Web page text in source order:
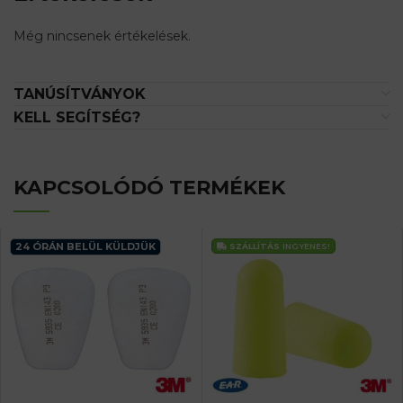
Még nincsenek értékelések.
TANÚSÍTVÁNYOK
KELL SEGÍTSÉG?
KAPCSOLÓDÓ TERMÉKEK
24 ÓRÁN BELÜL KÜLDJÜK SZÁLLÍTÁS INGYENES!